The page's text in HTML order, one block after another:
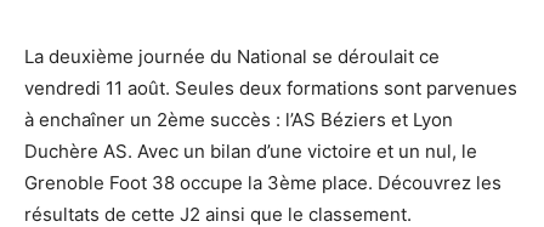
La deuxième journée du National se déroulait ce
vendredi 11 août. Seules deux formations sont parvenues
à enchaîner un 2ème succès : l’AS Béziers et Lyon
Duchère AS. Avec un bilan d’une victoire et un nul, le
Grenoble Foot 38 occupe la 3ème place. Découvrez les
résultats de cette J2 ainsi que le classement.